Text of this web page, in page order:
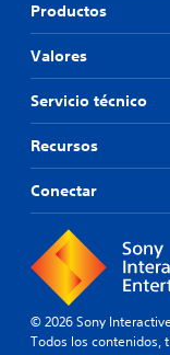
Productos
Valores
Servicio técnico
Recursos
Conectar
© 2026 Sony
Todos los contenidos,